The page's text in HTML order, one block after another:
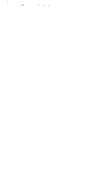
Read More